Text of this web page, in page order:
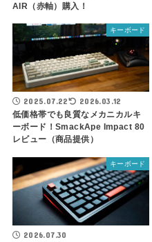
AIR（赤軸）購入！
キーボード
2025.07.22 2026.03.12
低価格帯でも良質なメカニカルキ
ーボード！SmackApe Impact 80
レビュー（商品提供）
キーボード
2026.07.30